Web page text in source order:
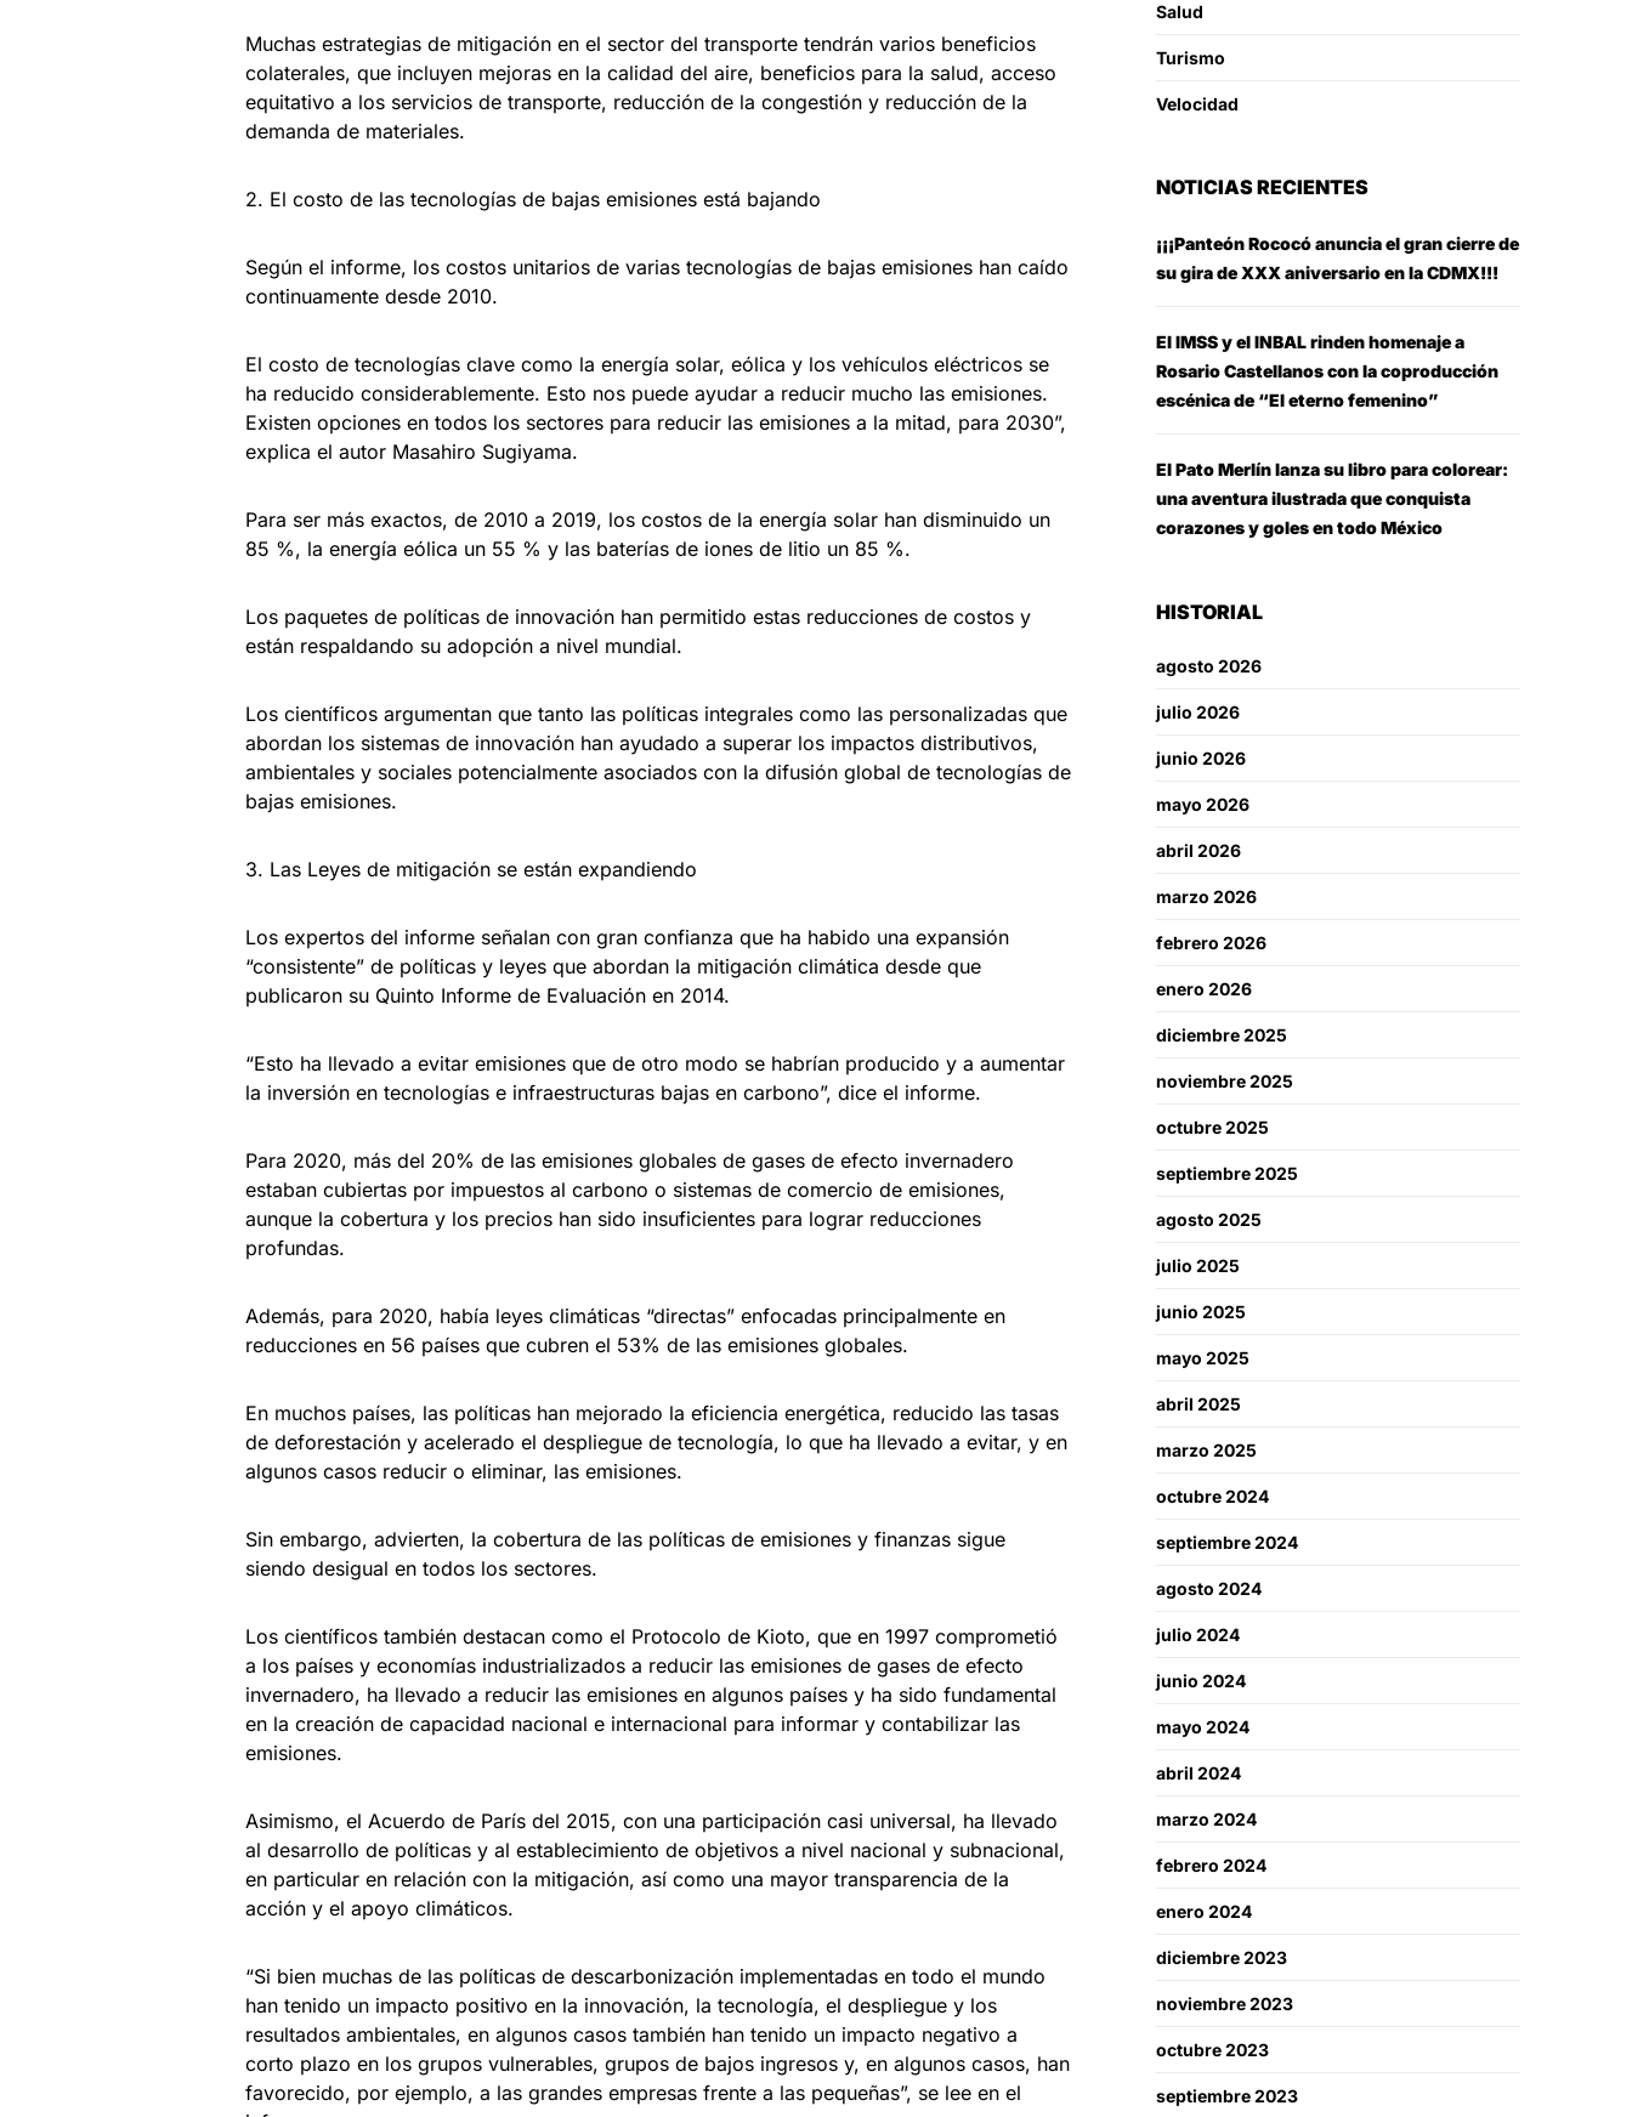
Muchas estrategias de mitigación en el sector del transporte tendrán varios beneficios
colaterales, que incluyen mejoras en la calidad del aire, beneficios para la salud, acceso
equitativo a los servicios de transporte, reducción de la congestión y reducción de la
demanda de materiales.
2. El costo de las tecnologías de bajas emisiones está bajando
Según el informe, los costos unitarios de varias tecnologías de bajas emisiones han caído
continuamente desde 2010.
El costo de tecnologías clave como la energía solar, eólica y los vehículos eléctricos se
ha reducido considerablemente. Esto nos puede ayudar a reducir mucho las emisiones.
Existen opciones en todos los sectores para reducir las emisiones a la mitad, para 2030”,
explica el autor Masahiro Sugiyama.
Para ser más exactos, de 2010 a 2019, los costos de la energía solar han disminuido un
85 %, la energía eólica un 55 % y las baterías de iones de litio un 85 %.
Los paquetes de políticas de innovación han permitido estas reducciones de costos y
están respaldando su adopción a nivel mundial.
Los científicos argumentan que tanto las políticas integrales como las personalizadas que
abordan los sistemas de innovación han ayudado a superar los impactos distributivos,
ambientales y sociales potencialmente asociados con la difusión global de tecnologías de
bajas emisiones.
3. Las Leyes de mitigación se están expandiendo
Los expertos del informe señalan con gran confianza que ha habido una expansión
“consistente” de políticas y leyes que abordan la mitigación climática desde que
publicaron su Quinto Informe de Evaluación en 2014.
“Esto ha llevado a evitar emisiones que de otro modo se habrían producido y a aumentar
la inversión en tecnologías e infraestructuras bajas en carbono”, dice el informe.
Para 2020, más del 20% de las emisiones globales de gases de efecto invernadero
estaban cubiertas por impuestos al carbono o sistemas de comercio de emisiones,
aunque la cobertura y los precios han sido insuficientes para lograr reducciones
profundas.
Además, para 2020, había leyes climáticas “directas” enfocadas principalmente en
reducciones en 56 países que cubren el 53% de las emisiones globales.
En muchos países, las políticas han mejorado la eficiencia energética, reducido las tasas
de deforestación y acelerado el despliegue de tecnología, lo que ha llevado a evitar, y en
algunos casos reducir o eliminar, las emisiones.
Sin embargo, advierten, la cobertura de las políticas de emisiones y finanzas sigue
siendo desigual en todos los sectores.
Los científicos también destacan como el Protocolo de Kioto, que en 1997 comprometió
a los países y economías industrializados a reducir las emisiones de gases de efecto
invernadero, ha llevado a reducir las emisiones en algunos países y ha sido fundamental
en la creación de capacidad nacional e internacional para informar y contabilizar las
emisiones.
Asimismo, el Acuerdo de París del 2015, con una participación casi universal, ha llevado
al desarrollo de políticas y al establecimiento de objetivos a nivel nacional y subnacional,
en particular en relación con la mitigación, así como una mayor transparencia de la
acción y el apoyo climáticos.
“Si bien muchas de las políticas de descarbonización implementadas en todo el mundo
han tenido un impacto positivo en la innovación, la tecnología, el despliegue y los
resultados ambientales, en algunos casos también han tenido un impacto negativo a
corto plazo en los grupos vulnerables, grupos de bajos ingresos y, en algunos casos, han
favorecido, por ejemplo, a las grandes empresas frente a las pequeñas”, se lee en el
Salud
Turismo
Velocidad
NOTICIAS RECIENTES
¡¡¡Panteón Rococó anuncia el gran cierre de
su gira de XXX aniversario en la CDMX!!!
El IMSS y el INBAL rinden homenaje a
Rosario Castellanos con la coproducción
escénica de “El eterno femenino”
El Pato Merlín lanza su libro para colorear:
una aventura ilustrada que conquista
corazones y goles en todo México
HISTORIAL
agosto 2026
julio 2026
junio 2026
mayo 2026
abril 2026
marzo 2026
febrero 2026
enero 2026
diciembre 2025
noviembre 2025
octubre 2025
septiembre 2025
agosto 2025
julio 2025
junio 2025
mayo 2025
abril 2025
marzo 2025
octubre 2024
septiembre 2024
agosto 2024
julio 2024
junio 2024
mayo 2024
abril 2024
marzo 2024
febrero 2024
enero 2024
diciembre 2023
noviembre 2023
octubre 2023
septiembre 2023